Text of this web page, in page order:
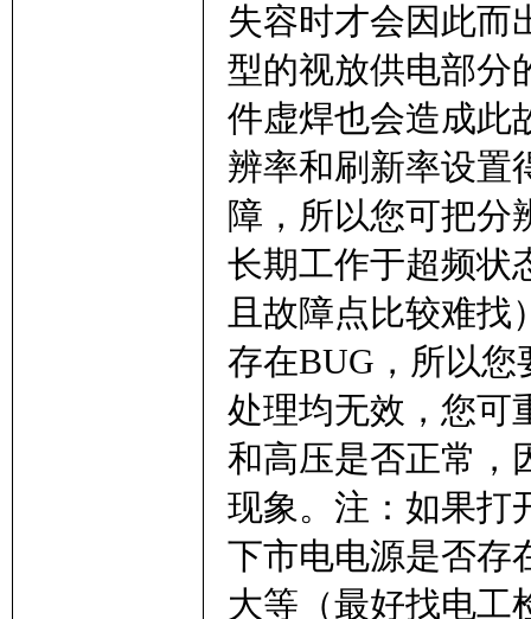
失容时才会因此而
型的视放供电部分
件虚焊也会造成此
辨率和刷新率设置
障，所以您可把分
长期工作于超频状
且故障点比较难找
存在BUG，所以
处理均无效，您可
和高压是否正常，
现象。注：如果打
下市电电源是否
大等（最好找电工